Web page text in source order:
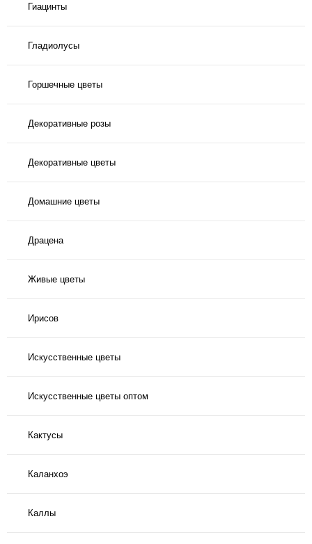
Гиацинты
Гладиолусы
Горшечные цветы
Декоративные розы
Декоративные цветы
Домашние цветы
Драцена
Живые цветы
Ирисов
Искусственные цветы
Искусственные цветы оптом
Кактусы
Каланхоэ
Каллы